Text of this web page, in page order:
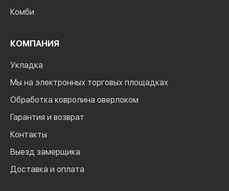
Комби
КОМПАНИЯ
Укладка
Мы на электронных торговых площадках
Обработка ковролина оверлоком
Гарантия и возврат
Контакты
Выезд замерщика
Доставка и оплата